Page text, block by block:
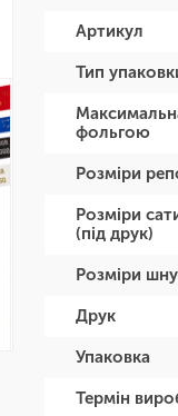
Артикул
Тип
фольгою
Розміри
Розміри
(під друк)
Розміри
Друк
Упаковка
Термін